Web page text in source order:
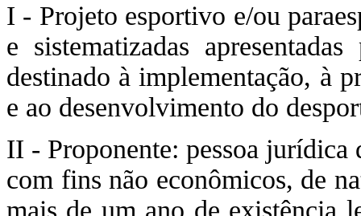
I - Projeto esportivo e/ou
e sistematizadas
destinado à implementação, à
e ao desenvolvimento do
II - Proponente: pessoa
com fins não econômicos, de
mais de um ano de existência